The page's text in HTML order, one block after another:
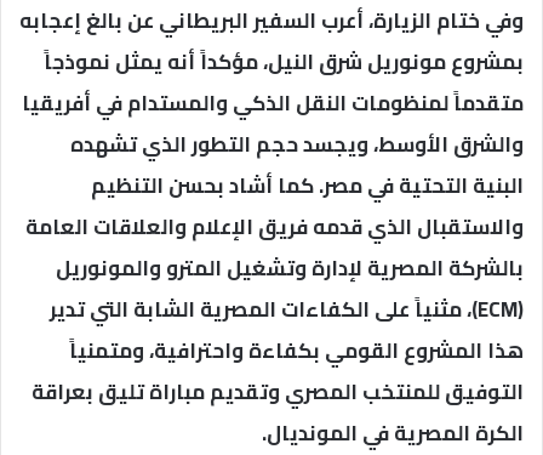
وفي ختام الزيارة، أعرب السفير البريطاني عن بالغ إعجابه
بمشروع مونوريل شرق النيل، مؤكداً أنه يمثل نموذجاً
متقدماً لمنظومات النقل الذكي والمستدام في أفريقيا
والشرق الأوسط، ويجسد حجم التطور الذي تشهده
البنية التحتية في مصر. كما أشاد بحسن التنظيم
والاستقبال الذي قدمه فريق الإعلام والعلاقات العامة
بالشركة المصرية لإدارة وتشغيل المترو والمونوريل
(ECM)، مثنياً على الكفاءات المصرية الشابة التي تدير
هذا المشروع القومي بكفاءة واحترافية، ومتمنياً
التوفيق للمنتخب المصري وتقديم مباراة تليق بعراقة
الكرة المصرية في المونديال.